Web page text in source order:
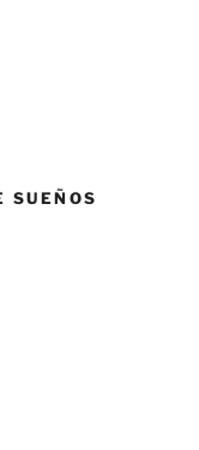
SUEÑOS